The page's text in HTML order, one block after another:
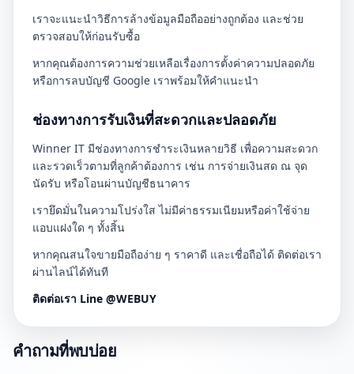
เราจะแนะนำวิธีการล้างข้อมูลมือถืออย่างถูกต้อง และช่วย
ตรวจสอบให้ก่อนรับซื้อ
หากคุณต้องการความช่วยเหลือเรื่องการตั้งค่าความปลอดภัย
หรือการลบบัญชี Google เราพร้อมให้คำแนะนำ
ช่องทางการรับเงินที่สะดวกและปลอดภัย
Winner IT มีช่องทางการชำระเงินหลายวิธี เพื่อความสะดวก
และรวดเร็วตามที่ลูกค้าต้องการ เช่น การจ่ายเงินสด ณ จุด
นัดรับ หรือโอนผ่านบัญชีธนาคาร
เรายึดมั่นในความโปร่งใส ไม่มีค่าธรรมเนียมหรือค่าใช้จ่าย
แอบแฝงใด ๆ ทั้งสิ้น
หากคุณสนใจขายมือถือง่าย ๆ ราคาดี และเชื่อถือได้ ติดต่อเรา
ผ่านไลน์ได้ทันที
ติดต่อเรา Line @WEBUY
คำถามที่พบบ่อย